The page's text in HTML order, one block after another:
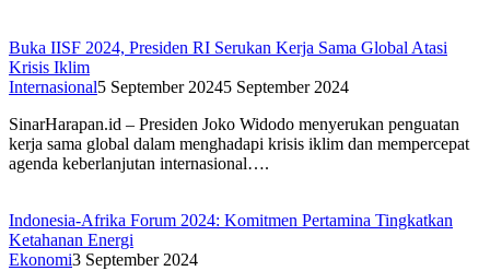
Buka IISF 2024, Presiden RI Serukan Kerja Sama Global Atasi
Krisis Iklim
Internasional5 September 20245 September 2024
SinarHarapan.id – Presiden Joko Widodo menyerukan penguatan
kerja sama global dalam menghadapi krisis iklim dan mempercepat
agenda keberlanjutan internasional….
Indonesia-Afrika Forum 2024: Komitmen Pertamina Tingkatkan
Ketahanan Energi
Ekonomi3 September 2024